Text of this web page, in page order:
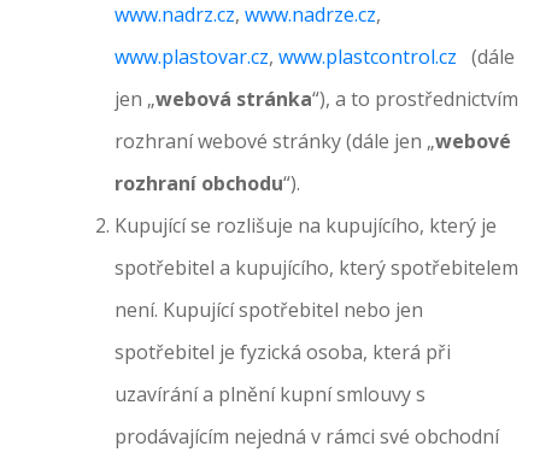
www.nadrz.cz, www.nadrze.cz,
www.plastovar.cz, www.plastcontrol.cz (dále
jen „webová stránka“), a to prostřednictvím
rozhraní webové stránky (dále jen „webové
rozhraní obchodu“).
Kupující se rozlišuje na kupujícího, který je
spotřebitel a kupujícího, který spotřebitelem
není. Kupující spotřebitel nebo jen
spotřebitel je fyzická osoba, která při
uzavírání a plnění kupní smlouvy s
prodávajícím nejedná v rámci své obchodní